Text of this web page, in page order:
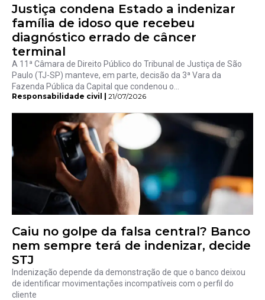
Justiça condena Estado a indenizar
família de idoso que recebeu
diagnóstico errado de câncer
terminal
A 11ª Câmara de Direito Público do Tribunal de Justiça de São
Paulo (TJ-SP) manteve, em parte, decisão da 3ª Vara da
Fazenda Pública da Capital que condenou o...
Responsabilidade civil | 21/07/2026
Caiu no golpe da falsa central? Banco
nem sempre terá de indenizar, decide
STJ
Indenização depende da demonstração de que o banco deixou
de identificar movimentações incompatíveis com o perfil do
cliente